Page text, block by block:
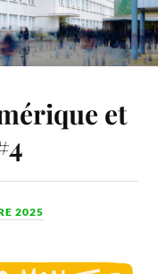
et
2025